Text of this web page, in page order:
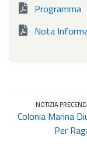
Programma
Nota
NOTIZIA
Colonia Marina
Per